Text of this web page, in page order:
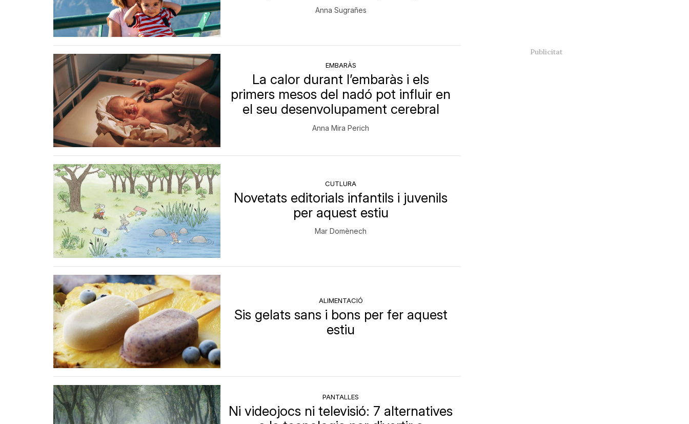
Anna Sugrañes
EMBARÀS
La calor durant l’embaràs i els
primers mesos del nadó pot influir en
el seu desenvolupament cerebral
Anna Mira Perich
CUTLURA
Novetats editorials infantils i juvenils
per aquest estiu
Mar Domènech
ALIMENTACIÓ
Sis gelats sans i bons per fer aquest
estiu
PANTALLES
Ni videojocs ni televisió: 7 alternatives